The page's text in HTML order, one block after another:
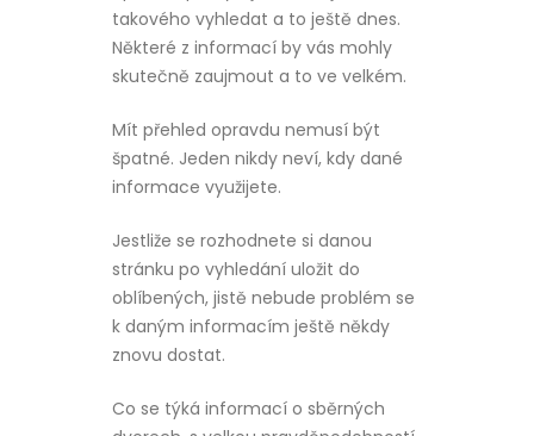
takového vyhledat a to ještě dnes.
Některé z informací by vás mohly
skutečně zaujmout a to ve velkém.
Mít přehled opravdu nemusí být
špatné. Jeden nikdy neví, kdy dané
informace využijete.
Jestliže se rozhodnete si danou
stránku po vyhledání uložit do
oblíbených, jistě nebude problém se
k daným informacím ještě někdy
znovu dostat.
Co se týká informací o sběrných